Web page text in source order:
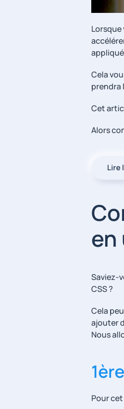
Cela
prendra
Cet
Alors
Lire
en
Saviez-
CSS ?
Cela
ajouter
Nous
Pour